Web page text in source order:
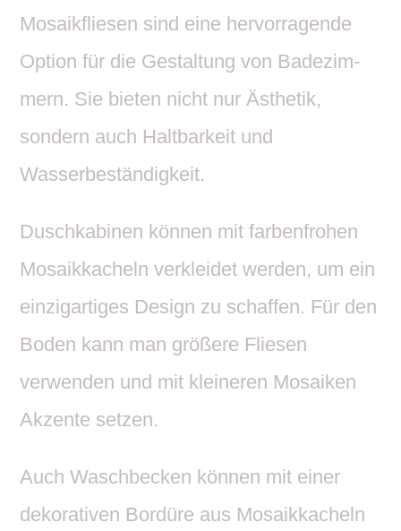
Mosa­ik­fliesen sind eine hervor­ra­gende
Option für die Gestal­tung von Bade­zim­
mern. Sie bieten nicht nur Ästhetik,
sondern auch Halt­bar­keit und
Wasserbeständigkeit.
Dusch­ka­binen können mit farben­frohen
Mosa­ik­ka­cheln verkleidet werden, um ein
einzig­ar­tiges Design zu schaffen. Für den
Boden kann man größere Fliesen
verwenden und mit klei­neren Mosaiken
Akzente setzen.
Auch Wasch­be­cken können mit einer
deko­ra­tiven Bordüre aus Mosa­ik­ka­cheln